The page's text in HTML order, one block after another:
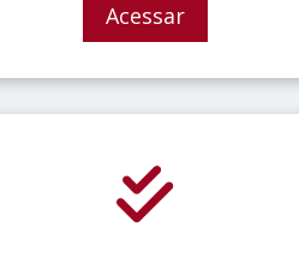
Acessar